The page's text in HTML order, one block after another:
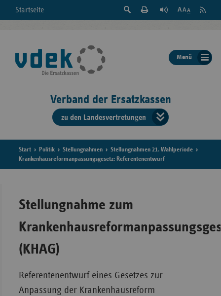
Startseite
Suche
der
Seite
Feed
Menü
Verband der Ersatzkassen
zu den Landesvertretungen
der
Start Politik Stellungnahmen
Stellungnahmen 21. Wahlperiode
Krankenhausreformanpassungsgesetz: Referentenentwurf
Stellungnahme zum
(KHAG)
Referentenentwurf eines Gesetzes zur
Anpassung der Krankenhausreform